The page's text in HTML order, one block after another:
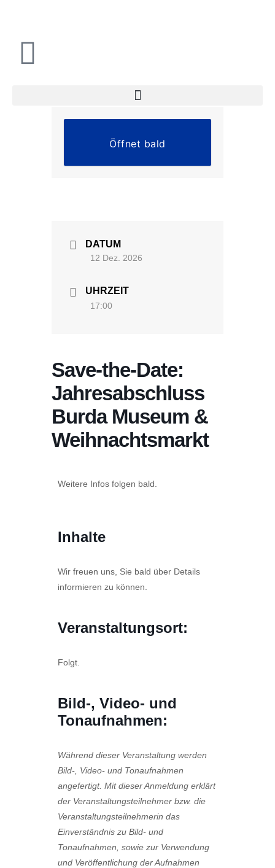
Öffnet bald
DATUM
12 Dez. 2026
UHRZEIT
17:00
Save-the-Date:
Jahresabschluss
Burda Museum &
Weihnachtsmarkt
Weitere Infos folgen bald.
Inhalte
Wir freuen uns, Sie bald über Details
informieren zu können.
Veranstaltungsort:
Folgt.
Bild-, Video- und
Tonaufnahmen:
Während dieser Veranstaltung werden
Bild-, Video- und Tonaufnahmen
angefertigt. Mit dieser Anmeldung erklärt
der Veranstaltungsteilnehmer bzw. die
Veranstaltungsteilnehmerin das
Einverständnis zu Bild- und
Tonaufnahmen, sowie zur Verwendung
und Veröffentlichung der Aufnahmen